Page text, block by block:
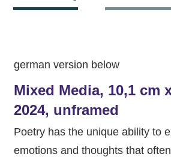
german version below
Mixed Media, 10,1 cm
2024, unframed
Poetry has the unique ability to
emotions and thoughts that